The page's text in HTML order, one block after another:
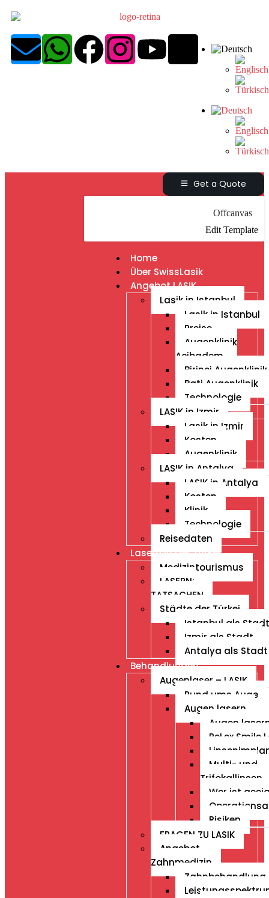
Get a Quote
Offcanvas
Edit Template
Home
Über SwissLasik
Angebot LASIK
Lasik in Istanbul
Lasik in Istanbul
Preise
Augenklinik
Acibadem
Birinci Augenklinik
Bati Augenklinik
Technologie
LASIK in Izmir
Lasik in Izmir
Kosten
Augenklinik
LASIK in Antalya
LASIK in Antalya
Kosten
Klinik
Technologie
Reisedaten
Lasern in der Türkei
Medizintourismus
LASERN:
TATSACHEN
Städte der Türkei
Istanbul als Stadt
Izmir als Stadt
Antalya als Stadt
Behandlungen
Augenlaser – LASIK
Rund ums Auge
Augen lasern
Augen
ReLex Smile
Multi- und
Trifokallinsen
Wer ist
Risiken
FRAGEN ZU LASIK
Angebot
Zahnmedizin
Zahnbehandlung